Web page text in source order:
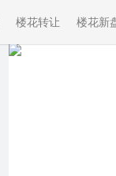
楼花转让 楼花新